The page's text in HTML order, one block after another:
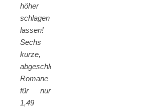
höher
schlagen
lassen!
Sechs
kurze,
abgeschlossen
Romane
für nur
1,49